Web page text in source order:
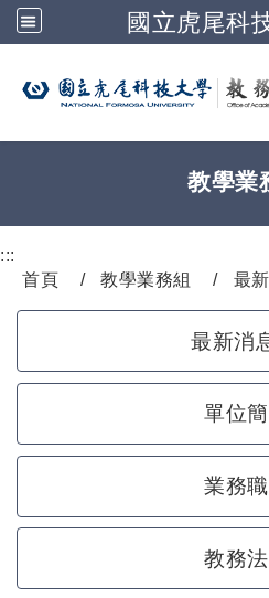
國立虎尾科
跳到主
教學業
:::
首頁
教學業務組 最
最新消
單位
業務
教務